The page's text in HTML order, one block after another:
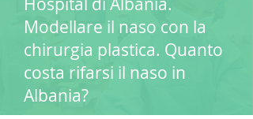
Modellare il naso con la
chirurgia plastica. Quanto
costa rifarsi il naso in
Albania?